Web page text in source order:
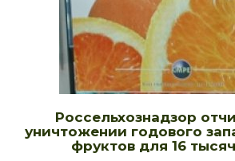
Россельхознадзор
уничтожении годового
фруктов для 16